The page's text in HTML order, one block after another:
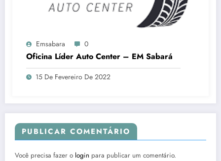
Emsabara 0
Oficina Líder Auto Center – EM Sabará
15 De Fevereiro De 2022
PUBLICAR COMENTÁRIO
Você precisa fazer o login para publicar um comentário.